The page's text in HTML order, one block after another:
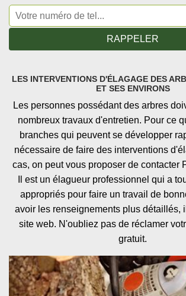
LES INTERVENTIONS D'ÉLAGAGE DES
ET SES ENVIRONS
Les personnes possédant des arbres
nombreux travaux d'entretien. Pour ce
branches qui peuvent se développer
nécessaire de faire des interventions
cas, on peut vous proposer de contacter
Il est un élagueur professionnel qui a
appropriés pour faire un travail de
avoir les renseignements plus détaillés,
site web. N'oubliez pas de réclamer
gratuit.